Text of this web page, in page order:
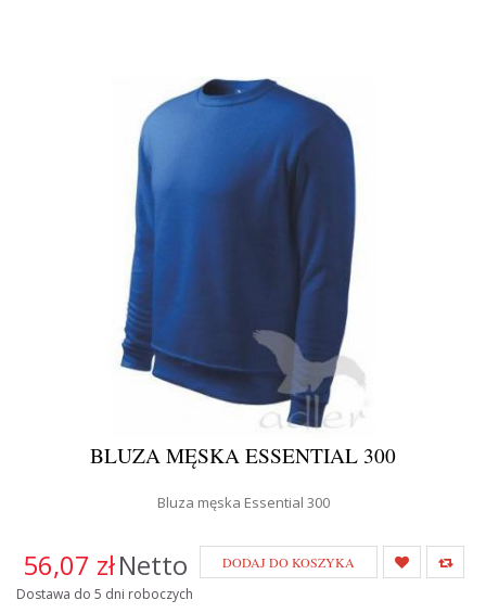
BLUZA MĘSKA ESSENTIAL 300
Bluza męska Essential 300
56,07 złNetto
Dostawa do 5 dni roboczych
DODAJ DO KOSZYKA